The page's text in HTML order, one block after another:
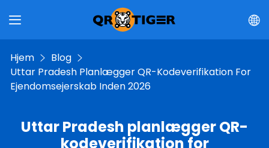
Hjem
Blog
Uttar Pradesh Planlægger QR-Kodeverifikation For
Ejendomsejerskab Inden 2026
Uttar Pradesh planlægger QR-
kodeverifikation for